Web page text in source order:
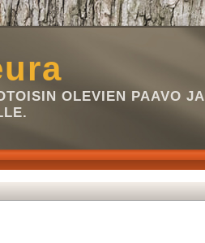
OLEVIEN PAAVO JA